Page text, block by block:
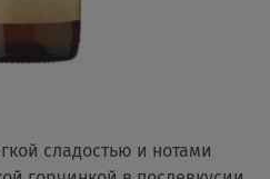
сладостью и нотами